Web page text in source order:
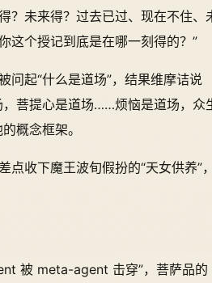
？未来得？过去已过、现在不住、
这个授记到底是在哪一刻得的？”
起“什么是道场”，结果维摩诘说
，菩提心是道场……烦恼是道场，众
概念框架。
收下魔王波旬假扮的“天女供养”
被 meta-agent 击穿”，菩萨品的